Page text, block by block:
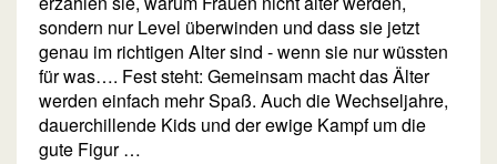
sondern nur Level überwinden und dass sie jetzt
genau im richtigen Alter sind - wenn sie nur wüssten
für was…. Fest steht: Gemeinsam macht das Älter
werden einfach mehr Spaß. Auch die Wechseljahre,
dauerchillende Kids und der ewige Kampf um die
gute Figur …